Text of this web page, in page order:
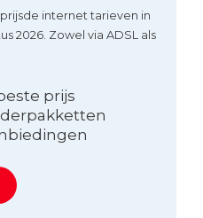
internet tarieven in
2026. Zowel via ADSL als
prijs